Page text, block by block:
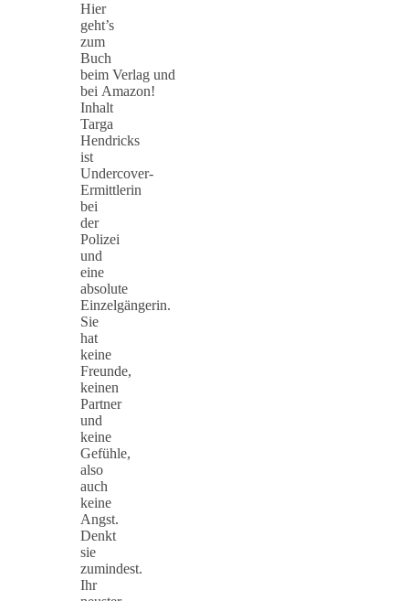
Hier
geht’s
zum
Buch
beim Verlag und
bei Amazon!
Inhalt
Targa
Hendricks
ist
Undercover-
Ermittlerin
bei
der
Polizei
und
eine
absolute
Einzelgängerin.
Sie
hat
keine
Freunde,
keinen
Partner
und
keine
Gefühle,
also
auch
keine
Angst.
Denkt
sie
zumindest.
Ihr